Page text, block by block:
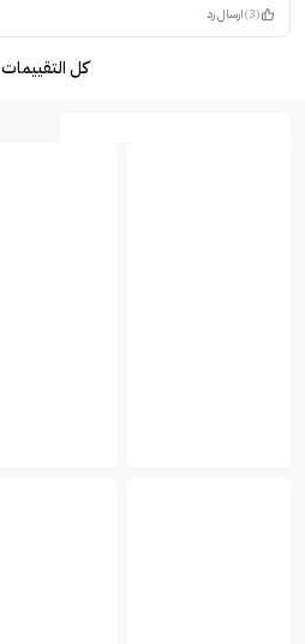
(3) ارسال رد
كل التقييمات